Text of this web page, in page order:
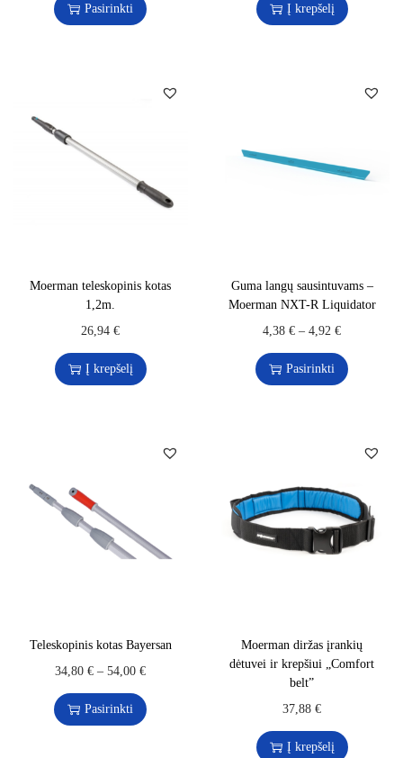
Pasirinkti Į krepšelį
Moerman teleskopinis kotas
1,2m.
26,94€
Į krepšelį
Guma langų sausintuvams –
Moerman NXT-R Liquidator
4,38€ –4,92€
Pasirinkti
Teleskopinis kotas Bayersan
34,80€ –54,00€
Pasirinkti
Moerman diržas įrankių
dėtuvei ir krepšiui „Comfort
belt”
37,88€
Į krepšelį